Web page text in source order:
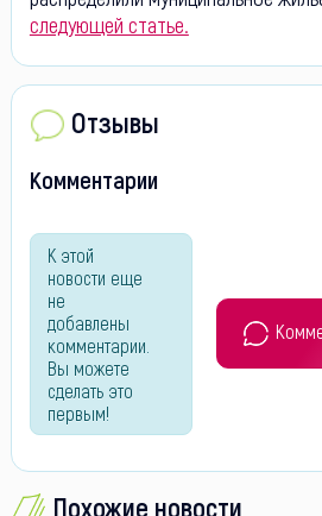
следующей статье.
Отзывы
Комментарии
К этой
новости еще
не
добавлены
комментарии.
Вы можете
сделать это
первым!
Похожие новости